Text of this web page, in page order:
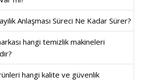
Anlaşması Süreci Ne Kadar Sürer?
hangi temizlik makineleri
hangi kalite ve güvenlik